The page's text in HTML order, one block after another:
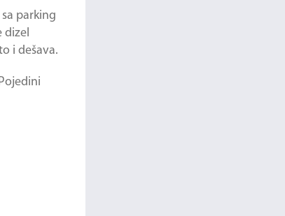
parking
dizel
i dešava.